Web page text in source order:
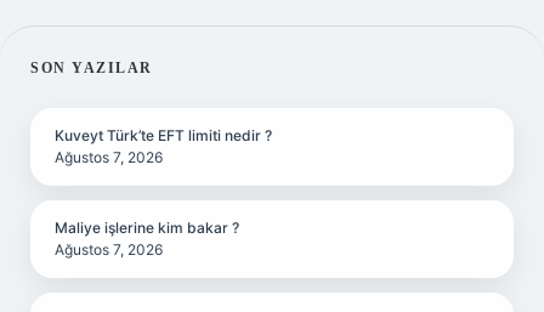
SIDEBAR
SON YAZILAR
Kuveyt Türk’te EFT limiti nedir ?
Ağustos 7, 2026
Maliye işlerine kim bakar ?
Ağustos 7, 2026